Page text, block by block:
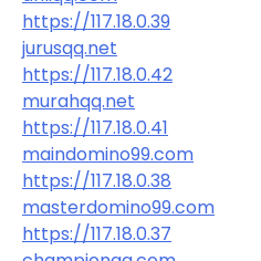
https://117.18.0.39
jurusqq.net
https://117.18.0.42
murahqq.net
https://117.18.0.41
maindomino99.com
https://117.18.0.38
masterdomino99.com
https://117.18.0.37